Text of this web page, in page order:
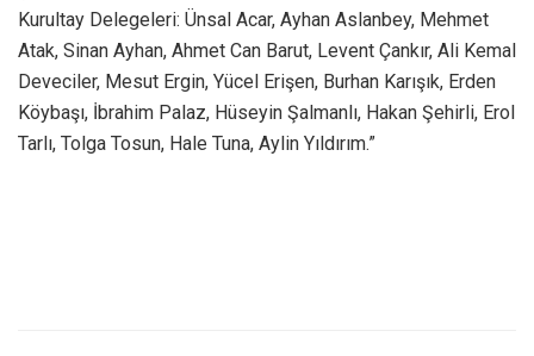
Kurultay Delegeleri: Ünsal Acar, Ayhan Aslanbey, Mehmet
Atak, Sinan Ayhan, Ahmet Can Barut, Levent Çankır, Ali Kemal
Deveciler, Mesut Ergin, Yücel Erişen, Burhan Karışık, Erden
Köybaşı, İbrahim Palaz, Hüseyin Şalmanlı, Hakan Şehirli, Erol
Tarlı, Tolga Tosun, Hale Tuna, Aylin Yıldırım.”